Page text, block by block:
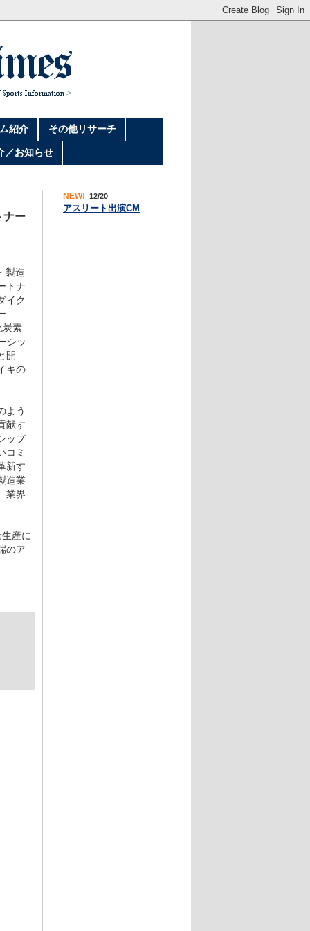
紹介 その他リサーチ
／お知らせ
ナー
製造
トナ
イク
炭素
シッ
開
キの
よう
献す
ップ
コミ
新す
造業
業界
産に
のア
NEW! 12/20
アスリート出演CM